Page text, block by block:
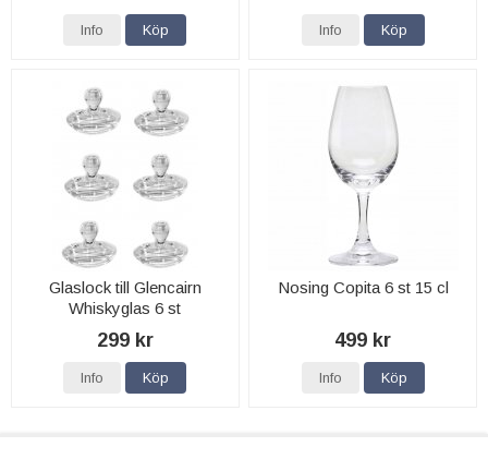
Info Köp Info Köp
Glaslock till Glencairn
Whiskyglas 6 st
299 kr
Info Köp
Nosing Copita 6 st 15 cl
499 kr
Info Köp